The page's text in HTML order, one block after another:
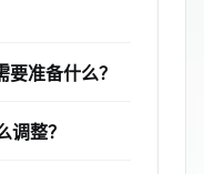
准备什么？
调整？